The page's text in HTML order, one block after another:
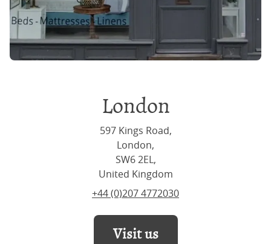
London
597 Kings Road,
London,
SW6 2EL,
United Kingdom
+44 (0)207 4772030
Visit us